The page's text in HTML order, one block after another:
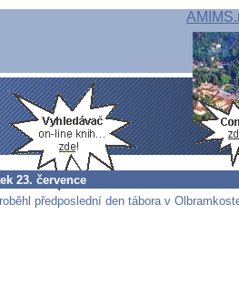
23. července
předposlední den tábora v